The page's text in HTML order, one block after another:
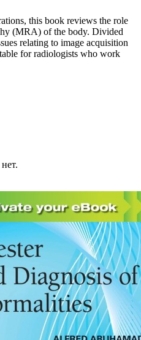
this book reviews the role
(MRA) of the body. Divided
relating to image acquisition
for radiologists who work